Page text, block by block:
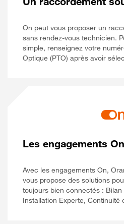
On peut vous proposer un
sans rendez-vous technicien.
simple, renseignez votre
Optique (PTO) après avoir
Les engagements On
Avec les engagements On,
vous propose des solutions
toujours bien connectés : Bilan
Installation Experte, Continuité